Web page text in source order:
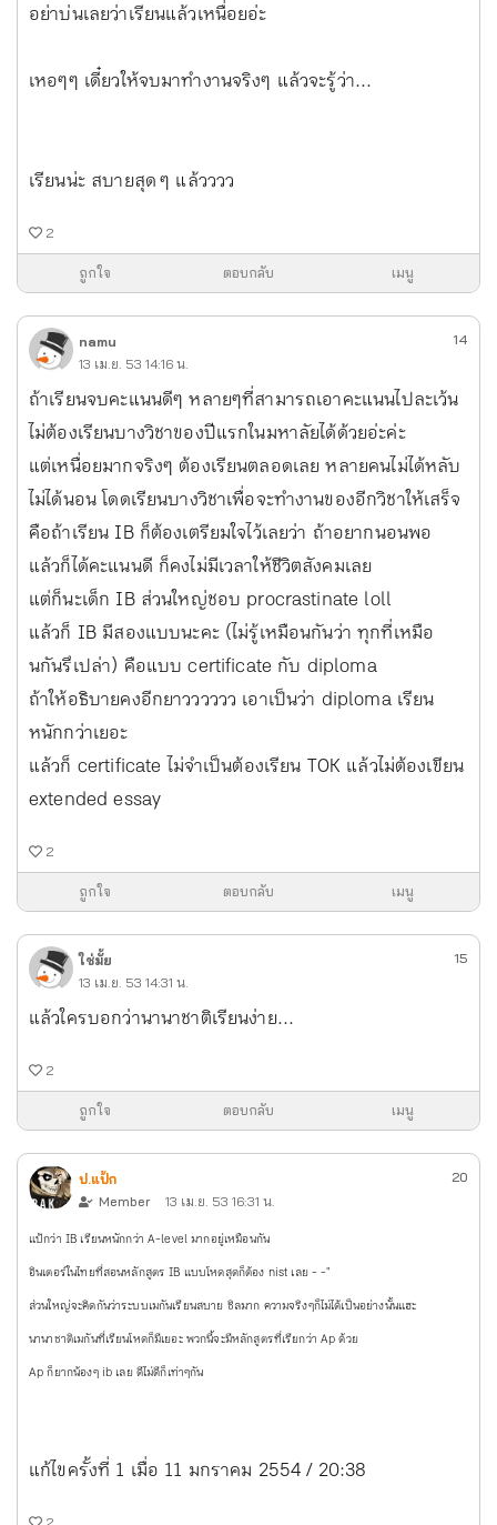
อย่าบ่นเลยว่าเรียนแล้วเหนื่อยอ่ะ
เหอๆๆ เดี๋ยวให้จบมาทำงานจริงๆ แล้วจะรู้ว่า...
เรียนน่ะ สบายสุด ๆ แล้วววว
2
ถูกใจ ตอบกลับ เมนู
namu
13 เม.ย. 53 14:16 น.
14
ถ้าเรียนจบคะแนนดีๆ หลายๆที่สามารถเอาคะแนนไปละเว้น
ไม่ต้องเรียนบางวิชาของปีแรกในมหาลัยได้ด้วยอ่ะค่ะ
แต่เหนื่อยมากจริงๆ ต้องเรียนตลอดเลย หลายคนไม่ได้หลับ
ไม่ได้นอน โดดเรียนบางวิชาเพื่อจะทำงานของอีกวิชาให้เสร็จ
คือถ้าเรียน IB ก็ต้องเตรียมใจไว้เลยว่า ถ้าอยากนอนพอ
แล้วก็ได้คะแนนดี ก็คงไม่มีเวลาให้ชีวิตสังคมเลย
แต่ก็นะเด็ก IB ส่วนใหญ่ชอบ procrastinate loll
แล้วก็ IB มีสองแบบนะคะ (ไม่รู้เหมือนกันว่า ทุกที่เหมือ
นกันรึเปล่า) คือแบบ certificate กับ diploma
ถ้าให้อธิบายคงอีกยาวววววว เอาเป็นว่า diploma เรียน
หนักกว่าเยอะ
แล้วก็ certificate ไม่จำเป็นต้องเรียน TOK แล้วไม่ต้องเขียน
extended essay
2
ถูกใจ ตอบกลับ เมนู
ใช่มั้ย
13 เม.ย. 53 14:31 น.
15
แล้วใครบอกว่านานาชาติเรียนง่าย...
2
ถูกใจ ตอบกลับ เมนู
ป.แป้ก
Member
13 เม.ย. 53 16:31 น.
20
แป้กว่า IB เรียนหนักกว่า A-level มากอยู่เหมือนกัน
อินเตอร์ในไทยที่สอนหลักสูตร IB แบบโหดสุดก็ต้อง nist เลย - -"
ส่วนใหญ่จะคิดกันว่าระบบเมกันเรียนสบาย ชิลมาก ความจริงๆก็ไม่ได้เป็นอย่างนั้นแฮะ
นานาชาติเมกันที่เรียนโหดก็มีเยอะ พวกนี้จะมีหลักสูตรที่เรียกว่า Ap ด้วย
Ap ก็ยากน้องๆ ib เลย ดีไม่ดีก็เท่าๆกัน
แก้ไขครั้งที่ 1 เมื่อ 11 มกราคม 2554 / 20:38